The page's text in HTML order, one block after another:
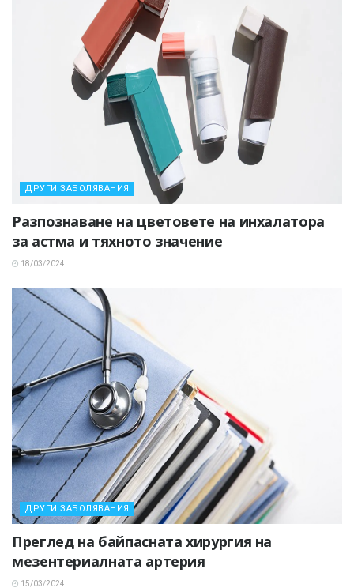
ДРУГИ ЗАБОЛЯВАНИЯ
Разпознаване на цветовете на инхалатора
за астма и тяхното значение
18/03/2024
ДРУГИ ЗАБОЛЯВАНИЯ
Преглед на байпасната хирургия на
мезентериалната артерия
15/03/2024